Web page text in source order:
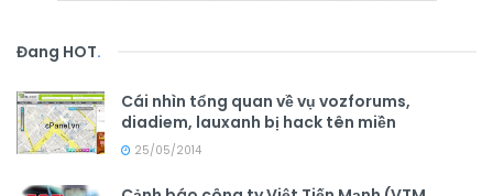
Đang HOT.
Cái nhìn tổng quan về vụ vozforums,
diadiem, lauxanh bị hack tên miền
25/05/2014